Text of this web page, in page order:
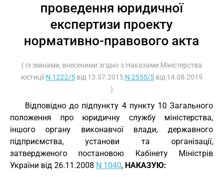
проведення юридичної
експертизи проекту
нормативно-правового акта
( Із змінами, внесеними згідно з Наказами Міністерства
юстиціїN 1222/5від 13.07.2015 N 2555/5від 14.08.2019
)
Відповідно до підпункту 4 пункту 10 Загального
положення про юридичну службу міністерства,
іншого органу виконавчої влади, державного
підприємства, установи та організації,
затвердженого постановою Кабінету Міністрів
України від 26.11.2008 N 1040, НАКАЗУЮ: